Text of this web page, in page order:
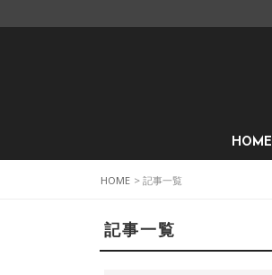
HOME
HOME > 記事一覧
記事一覧